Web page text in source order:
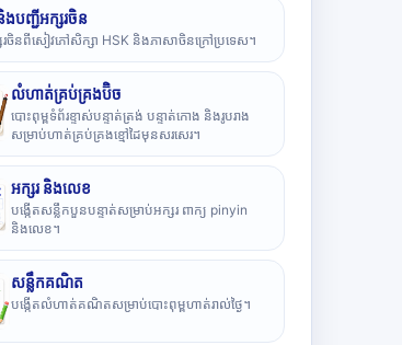
ងបញ្ជីអក្សរចិន
រចិនពីសៀវភៅសិក្សា HSK និងភាសាចិនក្រៅប្រទេស។
លំហាត់គ្រប់គ្រងប៊ិច
បោះពុម្ពទំព័រខ្ទាស់បន្ទាត់ត្រង់ បន្ទាត់កោង និងរូបរាង
សម្រាប់ហាត់គ្រប់គ្រងខ្មៅដៃមុនសរសេរ។
អក្សរ និងលេខ
បង្កើតសន្លឹកបួនបន្ទាត់សម្រាប់អក្សរ ពាក្យ pinyin
និងលេខ។
សន្លឹកគណិត
បង្កើតលំហាត់គណិតសម្រាប់បោះពុម្ពហាត់រាល់ថ្ងៃ។